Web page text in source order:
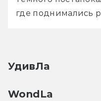
где поднимались
УдивЛа
WondLa